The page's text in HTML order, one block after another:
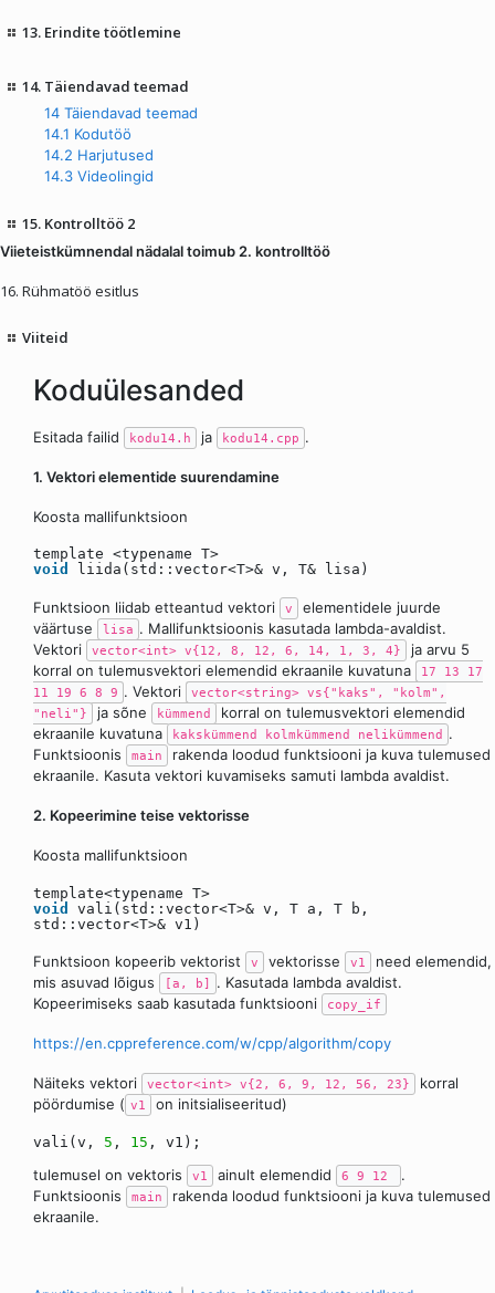
13. Erindite töötlemine
14. Täiendavad teemad
14 Täiendavad teemad
14.1 Kodutöö
14.2 Harjutused
14.3 Videolingid
15. Kontrolltöö 2
Viieteistkümnendal nädalal toimub 2. kontrolltöö
16. Rühmatöö esitlus
Viiteid
Koduülesanded
Esitada failid kodu14.h ja kodu14.cpp .
1. Vektori elementide suurendamine
Koosta mallifunktsioon
template <typename T>
void
liida(std::vector<T>& v, T& lisa)
Funktsioon liidab etteantud vektori v
elementidele juurde
väärtuse
lisa . Mallifunktsioonis kasutada lambda-avaldist.
Vektori
vector<int> v{12, 8, 12, 6, 14, 1, 3, 4}
ja arvu 5
korral on tulemusvektori elemendid ekraanile kuvatuna
17 13 17
11 19 6 8 9 . Vektori
vector<string> vs{"kaks", "kolm",
"neli"}
ja sõne kümmend
korral on tulemusvektori elemendid
ekraanile kuvatuna
kakskümmend kolmkümmend nelikümmend .
Funktsioonis
main
rakenda loodud funktsiooni ja kuva tulemused
ekraanile. Kasuta vektori kuvamiseks samuti lambda avaldist.
2. Kopeerimine teise vektorisse
Koosta mallifunktsioon
template<typename T>
void
vali(std::vector<T>& v, T a, T b,
std::vector<T>& v1)
Funktsioon kopeerib vektorist v vektorisse v1
need elemendid,
mis asuvad lõigus
[a, b] . Kasutada lambda avaldist.
Kopeerimiseks saab kasutada funktsiooni
copy_if
https://en.cppreference.com/w/cpp/algorithm/copy
Näiteks vektori vector<int> v{2, 6, 9, 12, 56, 23}
korral
pöördumise ( v1 on initsialiseeritud)
vali(v, 5 , 15 , v1);
tulemusel on vektoris v1 ainult elemendid 6 9 12
.
Funktsioonis
main
rakenda loodud funktsiooni ja kuva tulemused
ekraanile.